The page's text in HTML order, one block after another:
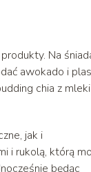
Na
awokado i
chia z
jak i
i rukolą, którą
będąc